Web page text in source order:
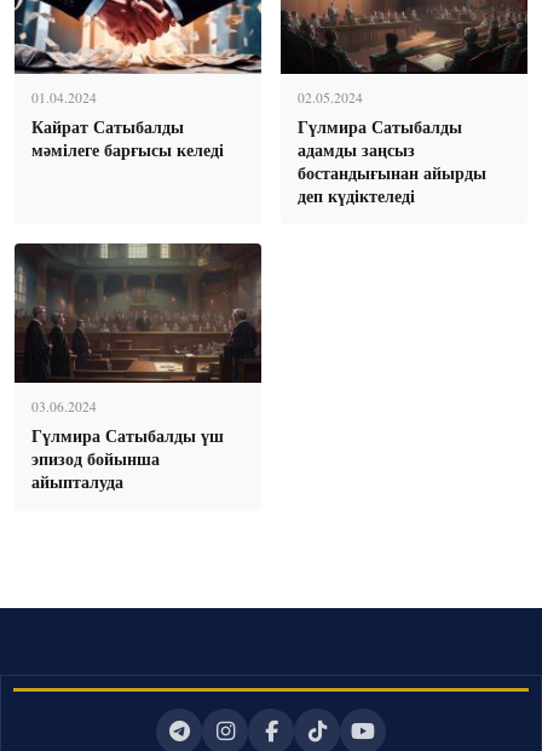
01.04.2024
Кайрат Сатыбалды
мәмілеге барғысы келеді
02.05.2024
Гүлмира Сатыбалды
адамды заңсыз
бостандығынан айырды
деп күдіктеледі
03.06.2024
Гүлмира Сатыбалды үш
эпизод бойынша
айыпталуда